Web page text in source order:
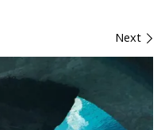
Next